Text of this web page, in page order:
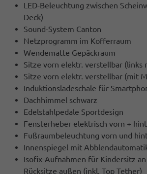
LED-Beleuchtung zwischen
Deck)
Sound-System Canton
Netzprogramm im Kofferraum
Wendematte Gepäckraum
Sitze vorn elektr. verstellbar (links
Sitze vorn elektr. verstellbar (mit
Induktionsladeschale für
Dachhimmel schwarz
Edelstahlpedale Sportdesign
Fensterheber elektrisch vorn +
Fußraumbeleuchtung vorn und
Innenspiegel mit
Isofix-Aufnahmen für Kindersitz
Rücksitze außen (inkl. Top Tether)